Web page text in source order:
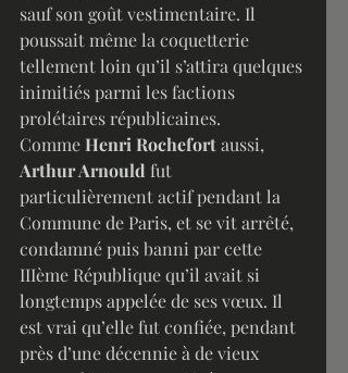
sauf son goût vestimentaire. Il
poussait même la coquetterie
tellement loin qu’il s’attira quelques
inimitiés parmi les factions
prolétaires républicaines.
Comme Henri Rochefort aussi,
Arthur Arnould fut
particulièrement actif pendant la
Commune de Paris, et se vit arrêté,
condamné puis banni par cette
IIIème République qu’il avait si
longtemps appelée de ses vœux. Il
est vrai qu’elle fut confiée, pendant
près d’une décennie à de vieux